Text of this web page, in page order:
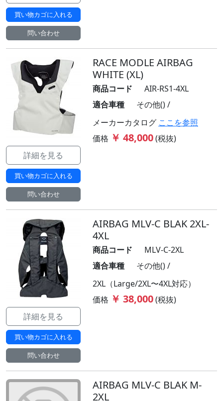
買い物カゴに入れる
問い合わせ
詳細を見る
買い物カゴに入れる
問い合わせ
RACE MODLE AIRBAG
WHITE (XL)
商品コード
AIR-RS1-4XL
適合車種
その他() /
メーカーカタログ ここを参照
価格 ￥ 48,000(税抜)
詳細を見る
買い物カゴに入れる
問い合わせ
AIRBAG MLV-C BLAK 2XL-
4XL
商品コード
MLV-C-2XL
適合車種
その他() /
2XL（Large/2XL〜4XL対応）
価格 ￥ 38,000(税抜)
AIRBAG MLV-C BLAK M-
2XL